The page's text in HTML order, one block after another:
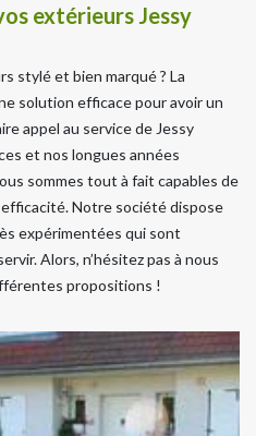
extérieurs Jessy
stylé et bien marqué ? La
solution efficace pour avoir un
appel au service de Jessy
et nos longues années
sommes tout à fait capables de
Notre société dispose
expérimentées qui sont
Alors, n’hésitez pas à nous
propositions !